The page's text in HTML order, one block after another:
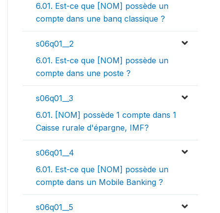
6.01. Est-ce que [NOM] possède un
compte dans une banq classique ?
s06q01__2
6.01. Est-ce que [NOM] possède un
compte dans une poste ?
s06q01__3
6.01. [NOM] possède 1 compte dans 1
Caisse rurale d'épargne, IMF?
s06q01__4
6.01. Est-ce que [NOM] possède un
compte dans un Mobile Banking ?
s06q01__5